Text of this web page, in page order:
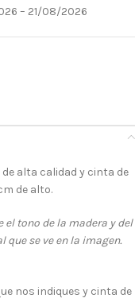
– 21/08/2026
alta calidad y cinta de
de alto.
el tono de la madera y del
se ve en la imagen.
nos indiques y cinta de